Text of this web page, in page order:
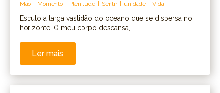
Mão Momento Plenitude Sentir unidade Vida
Escuto a larga vastidão do oceano que se dispersa no
horizonte. O meu corpo descansa,…
Ler mais